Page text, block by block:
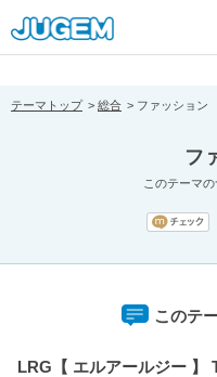
[pear_error:
prefix="" info=""]
テーマトップ 総合 ファッション
フ
このテーマ
このテ
LRG【 エルアールジー 】